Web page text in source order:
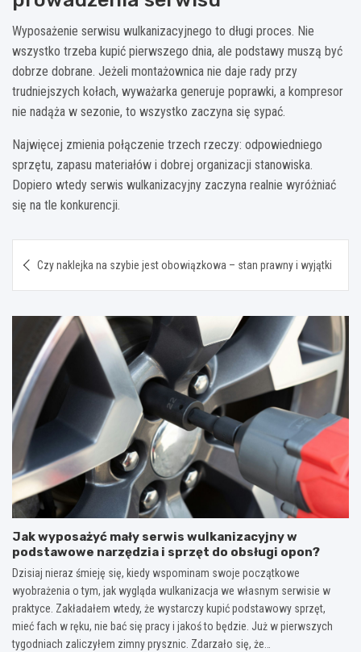
Wyposażenie serwisu wulkanizacyjnego to długi proces. Nie
wszystko trzeba kupić pierwszego dnia, ale podstawy muszą być
dobrze dobrane. Jeżeli montażownica nie daje rady przy
trudniejszych kołach, wyważarka generuje poprawki, a kompresor
nie nadąża w sezonie, to wszystko zaczyna się sypać.
Najwięcej zmienia połączenie trzech rzeczy: odpowiedniego
sprzętu, zapasu materiałów i dobrej organizacji stanowiska.
Dopiero wtedy serwis wulkanizacyjny zaczyna realnie wyróżniać
się na tle konkurencji.
wpisu
Czy naklejka na szybie jest obowiązkowa – stan prawny i wyjątki
Jak wyposażyć mały serwis wulkanizacyjny w
podstawowe narzędzia i sprzęt do obsługi opon?
Dzisiaj nieraz śmieję się, kiedy wspominam swoje początkowe
wyobrażenia o tym, jak wygląda wulkanizacja we własnym serwisie w
praktyce. Zakładałem wtedy, że wystarczy kupić podstawowy sprzęt,
mieć fach w ręku, nie bać się pracy i jakoś to będzie. Już w pierwszych
tygodniach zaliczyłem zimny prysznic. Zdarzało się, że…